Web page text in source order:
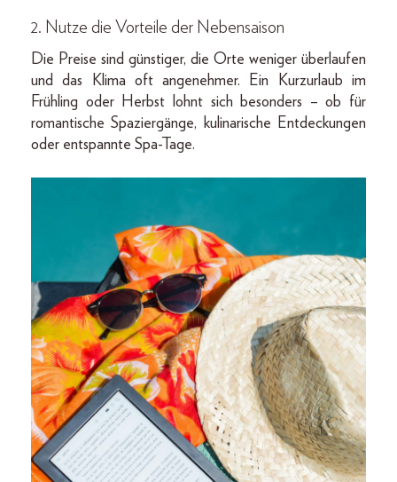
2. Nutze die Vorteile der Nebensaison
Die Preise sind günstiger, die Orte weniger überlaufen
und das Klima oft angenehmer. Ein Kurzurlaub im
Frühling oder Herbst lohnt sich besonders – ob für
romantische Spaziergänge, kulinarische Entdeckungen
oder entspannte Spa-Tage.